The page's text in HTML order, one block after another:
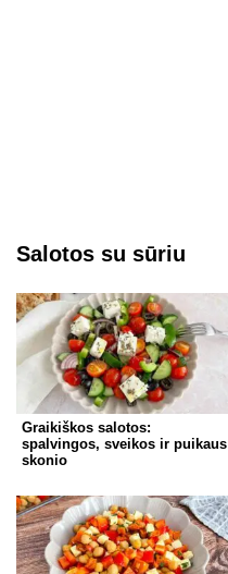
Salotos su sūriu
Graikiškos salotos:
spalvingos, sveikos ir puikaus
skonio